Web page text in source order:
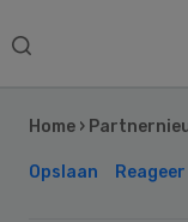
Search
Home ›
Opslaan
Sidebar